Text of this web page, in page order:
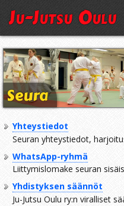
Ju-Jutsu Oulu
Seura
Yhteystiedot
Seuran yhteystiedot,
WhatsApp-ryhmä
Liittymislomake seuran
Yhdistyksen säännöt
Ju-Jutsu Oulu ry:n viralliset